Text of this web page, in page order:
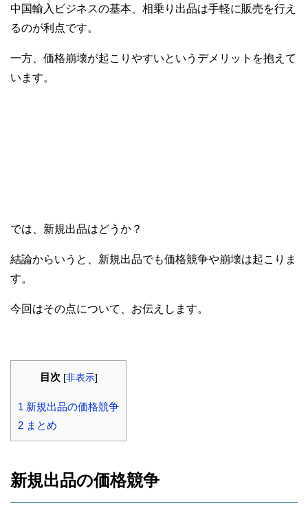
中国輸入ビジネスの基本、相乗り出品は手軽に販売を行え
るのが利点です。
一方、価格崩壊が起こりやすいというデメリットを抱えて
います。
では、新規出品はどうか？
結論からいうと、新規出品でも価格競争や崩壊は起こりま
す。
今回はその点について、お伝えします。
目次 [非表示]
1 新規出品の価格競争
2 まとめ
新規出品の価格競争